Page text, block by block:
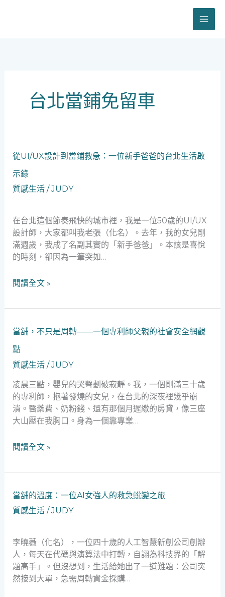
台北當鋪免留車
從UI/UX設計到當鋪救急：一位新手爸爸的台北生活啟
示錄
質感生活/JUDY
在台北這個節奏飛快的城市裡，我是一位50歲的UI/UX
設計師，大家都叫我老張（化名）。去年，我的女兒剛
滿週歲，我成了名副其實的「新手爸爸」。本該是喜悅
的時刻，卻因為一筆突如…
從
UI/UX
設
計
鋪
救
急：
一
新
爸
的
台
北
生
活
啟
示
錄
閱讀全文 »
當舖，不只是周轉——一個專利師父親的社會安全網觀
點
質感生活/JUDY
凌晨三點，嬰兒的哭聲劃破寂靜。我，一個剛滿三十歲
的專利師，抱著發燒的女兒，在台北的深夜裡幾乎崩
潰。醫藥費、奶粉錢、還有那個月遲繳的房貸，像三座
大山壓在我胸口。身為一個靠專業…
當
舖，
不
只
周
轉
——
一
專
師
親
的
安
全
網
觀
閱讀全文 »
當舖的溫度：一位AI女強人的救急蛻變之旅
質感生活/JUDY
李曉薇（化名），一位四十歲的人工智慧新創公司創辦
人，每天在代碼與演算法中打轉，自詡為科技界的「解
題高手」。但沒想到，生活給她出了一道難題：公司突
然接到大單，急需周轉資金採購…
當
舖
的
度：
一
位
AI